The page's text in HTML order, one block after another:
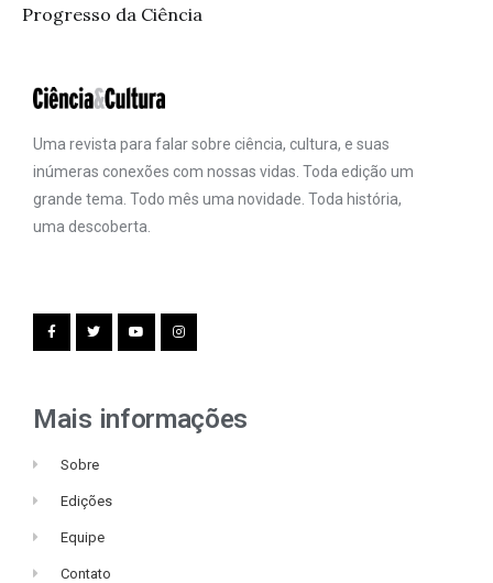
Progresso da Ciência
Uma revista para falar sobre ciência, cultura, e suas
inúmeras conexões com nossas vidas. Toda edição um
grande tema. Todo mês uma novidade. Toda história,
uma descoberta.
Mais informações
Sobre
Edições
Equipe
Contato